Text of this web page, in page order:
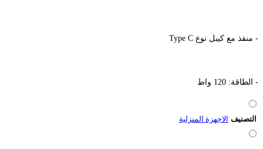
- منفذ مع كيبل نوع Type C
- الطاقة: 120 واط
التصنيف الاجهزة المنزلية